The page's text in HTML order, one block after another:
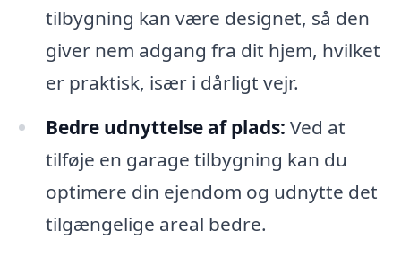
tilbygning kan være designet, så den
giver nem adgang fra dit hjem, hvilket
er praktisk, især i dårligt vejr.
Bedre udnyttelse af plads: Ved at
tilføje en garage tilbygning kan du
optimere din ejendom og udnytte det
tilgængelige areal bedre.